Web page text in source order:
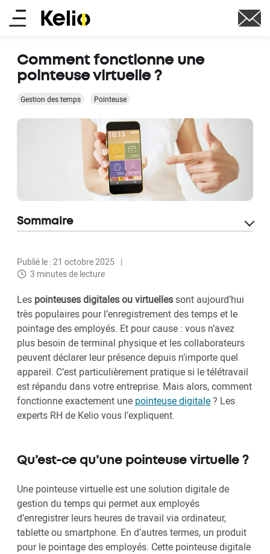
Aller
auMain
Comment fonctionne une
pointeuse virtuelle ?
Gestion des temps Pointeuse
Publié le : 21 octobre 2025
3 minutes de lecture
Les pointeuses digitales ou virtuellessont aujourd’hui
très populaires pour l’enregistrement des temps et le
pointage des employés. Et pour cause : vous n’avez
plus besoin de terminal physique et les collaborateurs
peuvent déclarer leur présence depuis n’importe quel
appareil. C’est particulièrement pratique si le télétravail
est répandu dans votre entreprise. Mais alors, comment
fonctionne exactement une pointeuse digitale? Les
experts RH de Kelio vous l’expliquent.
Qu’est-ce qu’une pointeuse virtuelle ?
Une pointeuse virtuelle est une solution digitale de
gestion du temps qui permet aux employés
d’enregistrer leurs heures de travail via ordinateur,
tablette ou smartphone. En d’autres termes, un produit
pour le pointage des employés. Cette pointeuse digitale
Sommaire